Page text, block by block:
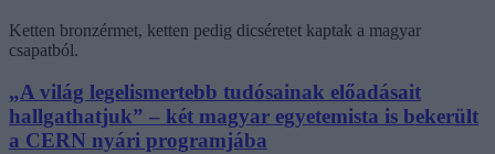
Ketten bronzérmet, ketten pedig dicséretet kaptak a magyar
csapatból.
„A világ legelismertebb tudósainak előadásait
hallgathatjuk” – két magyar egyetemista is bekerült
a CERN nyári programjába